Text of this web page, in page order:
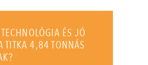
ÉS JÓ
TITKA 4,84 TONNÁS